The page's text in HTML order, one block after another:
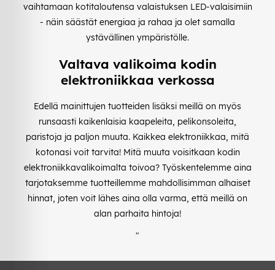
vaihtamaan kotitaloutensa valaistuksen LED-valaisimiin
- näin säästät energiaa ja rahaa ja olet samalla
ystävällinen ympäristölle.
Valtava valikoima kodin
elektroniikkaa verkossa
Edellä mainittujen tuotteiden lisäksi meillä on myös
runsaasti kaikenlaisia kaapeleita, pelikonsoleita,
paristoja ja paljon muuta. Kaikkea elektroniikkaa, mitä
kotonasi voit tarvita! Mitä muuta voisitkaan kodin
elektroniikkavalikoimalta toivoa? Työskentelemme aina
tarjotaksemme tuotteillemme mahdollisimman alhaiset
hinnat, joten voit lähes aina olla varma, että meillä on
alan parhaita hintoja!
"